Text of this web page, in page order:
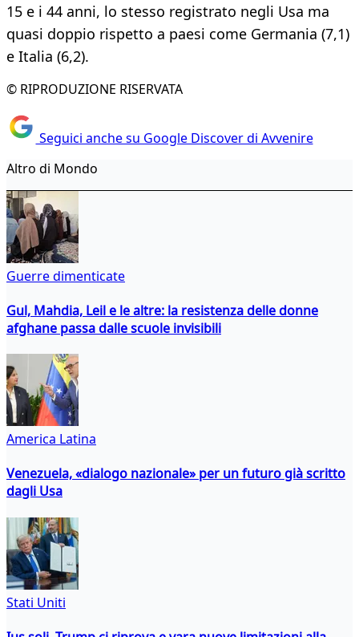
15 e i 44 anni, lo stesso registrato negli Usa ma
quasi doppio rispetto a paesi come Germania (7,1)
e Italia (6,2).
© RIPRODUZIONE RISERVATA
Seguici anche su Google Discover di Avvenire
Altro di Mondo
Guerre dimenticate
Gul, Mahdia, Leil e le altre: la resistenza delle donne
afghane passa dalle scuole invisibili
America Latina
Venezuela, «dialogo nazionale» per un futuro già scritto
dagli Usa
Stati Uniti